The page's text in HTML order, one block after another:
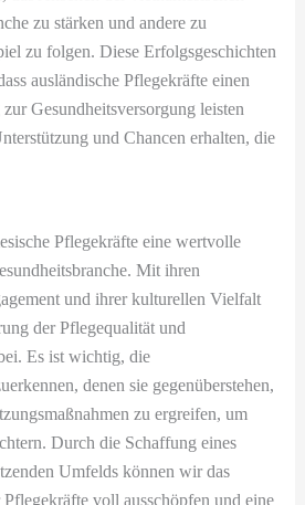
zu stärken und andere zu
zu folgen. Diese Erfolgsgeschichten
ausländische Pflegekräfte einen
Gesundheitsversorgung leisten
und Chancen erhalten, die
Pflegekräfte eine wertvolle
Mit ihren
und ihrer kulturellen Vielfalt
der Pflegequalität und
Es ist wichtig, die
denen sie gegenüberstehen,
zu ergreifen, um
Durch die Schaffung eines
Umfelds können wir das
voll ausschöpfen und eine